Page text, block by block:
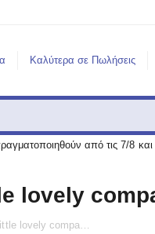
Καλύτερα σε Πωλήσεις
από τις 7/8
lovely
Δοχείο Φαγητού Lunch Box A little lovely company Bento - Space BBSPBU64